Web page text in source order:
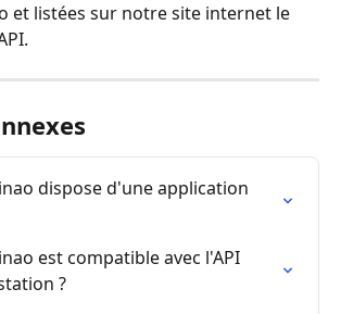
et listées sur notre site internet le
dispose d'une application
est compatible avec l'API
?